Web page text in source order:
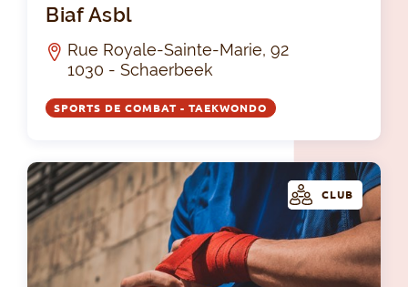
Biaf Asbl
Rue Royale-Sainte-Marie, 92
1030 - Schaerbeek
SPORTS DE COMBAT - TAEKWONDO
CLUB